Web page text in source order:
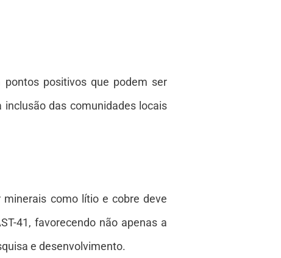
positivos que podem ser
das comunidades locais
como lítio e cobre deve
41, favorecendo não apenas a
e desenvolvimento.